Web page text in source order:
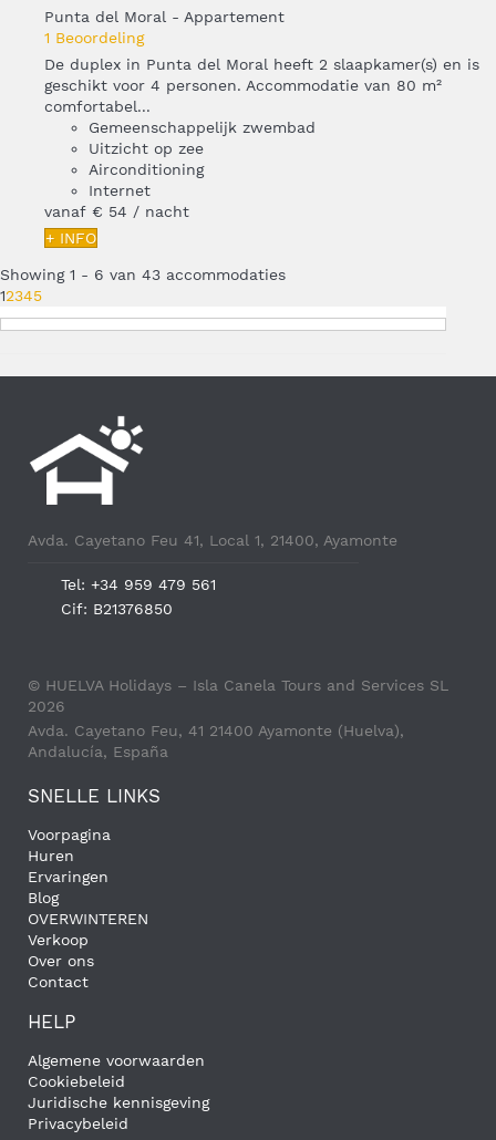
Punta del Moral - Appartement
1 Beoordeling
De duplex in Punta del Moral heeft 2 slaapkamer(s) en is
geschikt voor 4 personen. Accommodatie van 80 m²
comfortabel...
Gemeenschappelijk zwembad
Uitzicht op zee
Airconditioning
Internet
vanaf € 54 / nacht
+ INFO
Showing 1 - 6 van 43 accommodaties
12345
Avda. Cayetano Feu 41, Local 1, 21400, Ayamonte
Tel: +34 959 479 561
Cif: B21376850
© HUELVA Holidays – Isla Canela Tours and Services SL
2026
Avda. Cayetano Feu, 41 21400 Ayamonte (Huelva),
Andalucía, España
SNELLE LINKS
Voorpagina
Huren
Ervaringen
Blog
OVERWINTEREN
Verkoop
Over ons
Contact
HELP
Algemene voorwaarden
Cookiebeleid
Juridische kennisgeving
Privacybeleid